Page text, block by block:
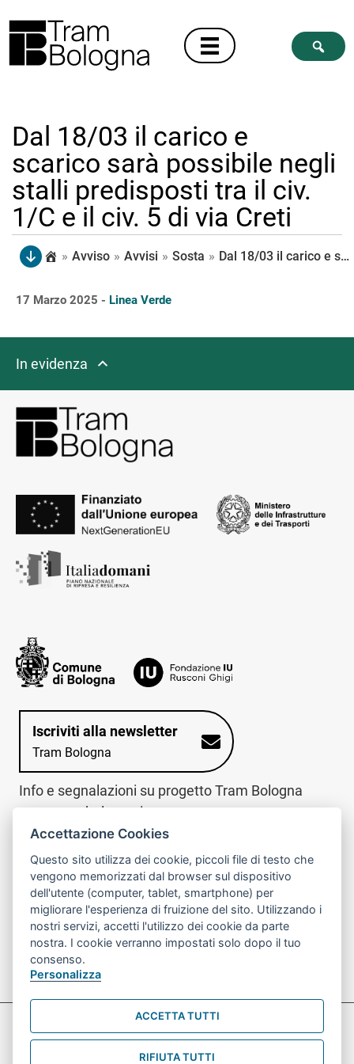
Dal 18/03 il carico e
scarico sarà possibile negli
stalli predisposti tra il civ.
1/C e il civ. 5 di via Creti
» Avviso » Avvisi » Sosta » Dal 18/03 il carico e scarico sarà possibile negli stalli predisposti tra il civ. 1/C e il civ. 5 di via Creti
17 Marzo 2025 - Linea Verde
In evidenza
Iscriviti alla newsletter
Tram Bologna
Info e segnalazioni su progetto Tram Bologna
www.trambologna.it
trova infopoint sulla mappa interattiva
Trova l'infopoint
più vicino
telefona al call center
Chiama il call
center
800078611
Contatto cantiere per emergenze nei giorni festivi
o nelle ore notturne:366 65 36 063
Preferenze Cookie prova
Informativa sul trattamento dei dati personali
Accettazione Cookies
Questo sito utilizza dei cookie, piccoli file di testo che
vengono memorizzati dal browser sul dispositivo
dell'utente (computer, tablet, smartphone) per
migliorare l'esperienza di fruizione del sito. Utilizzando i
nostri servizi, accetti l'utilizzo dei cookie da parte
nostra. I cookie verranno impostati solo dopo il tuo
consenso.
Personalizza
ACCETTA TUTTI
RIFIUTA TUTTI